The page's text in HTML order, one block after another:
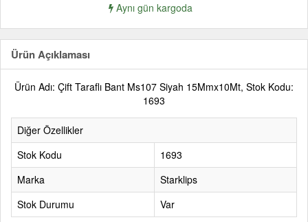
Aynı gün kargoda
Ürün Açıklaması
Ürün Adı: Çift Taraflı Bant Ms107 Siyah 15Mmx10Mt, Stok Kodu:
1693
Diğer Özellikler
Stok Kodu
1693
Marka
Starklips
Stok Durumu
Var